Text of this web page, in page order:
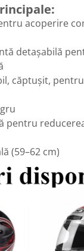
acoperire
detașabilă
căptușit,
pentru
(59–62 cm)